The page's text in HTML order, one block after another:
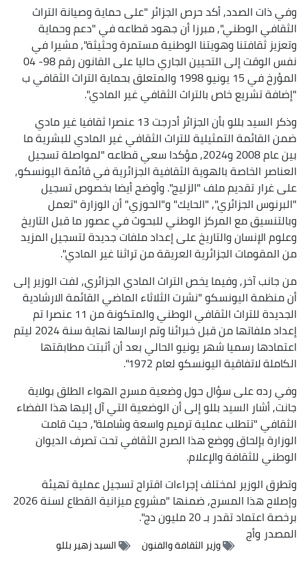
وفي ذات الصدد, أكد حرص الجزائر "على حماية وصيانة التراث
الثقافي الوطني", مبرزا أن جهود قطاعه في "دعم وحماية
وتعزيز ثقافتنا وهويتنا الوطنية مستمرة وحثيثة", مشيرا في
نفس الوقت إلى التحيين الجاري حاليا على القانون رقم 98- 04
المؤرخ في 15 يونيو 1998 والمتعلق بحماية التراث الثقافي ب
"إضافة تشريع خاص بالتراث الثقافي غير المادي".
وذكر السيد بللو بأن الجزائر أدرجت 13 عنصرا ثقافيا غير مادي
ضمن القائمة التمثيلية للتراث الثقافي غير المادي للبشرية ما
بين عام 2008 و2024, مؤكدا سعي قطاعه "لمواصلة تسجيل
العناصر الخاصة بالهوية الثقافية الجزائرية في قائمة اليونسكو,
على غرار تقديم ملف "الزليج". وأوضح أيضا بخصوص تسجيل
"البرنوس الجزائري", "الحايك" و"الحوزي" أن الوزارة "تعمل
وبالتنسيق مع المركز الوطني للبحوث في عصور ما قبل التاريخ
وعلوم الإنسان والتاريخ على إعداد ملفات جديدة لتسجيل المزيد
من المقومات الجزائرية العريقة من تراثنا غير المادي".
من جانب آخر, وفيما يخص التراث المادي الجزائري, لفت الوزير إلى
أن منظمة اليونسكو "نشرت الثلاثاء الماضي القائمة الارشادية
الجديدة للتراث الثقافي الوطني والمتكونة من 11 عنصرا تم
إعداد ملفاتها من قبل خبرائنا وتم ارسالها نهاية سنة 2024 ليتم
اعتمادها رسميا شهر يونيو الحالي بعد أن أثبتت مطابقتها
الكاملة لاتفاقية اليونسكو لعام 1972".
وفي رده على سؤال حول وضعية مسرح الهواء الطلق بولاية
جانت, أشار السيد بللو إلى أن الوضعية التي آل إليها هذا الفضاء
الثقافي "تتطلب عملية ترميم واسعة وشاملة", حيث قامت
الوزارة بإلحاق ووضع هذا الصرح الثقافي تحت تصرف الديوان
الوطني للثقافة والإعلام.
وتطرق الوزير لمختلف إجراءات اقتراح تسجيل عملية تهيئة
وإصلاح هذا المسرح, ضمنها "مشروع ميزانية القطاع لسنة 2026
برخصة اعتماد تقدر بـ 20 مليون دج".
المصدروأج
وزير الثقافة والفنون السيد زهير بللو